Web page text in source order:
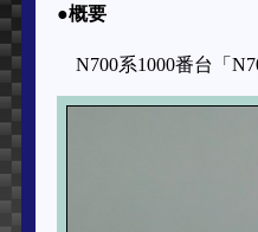
●概要
N700系1000番台「